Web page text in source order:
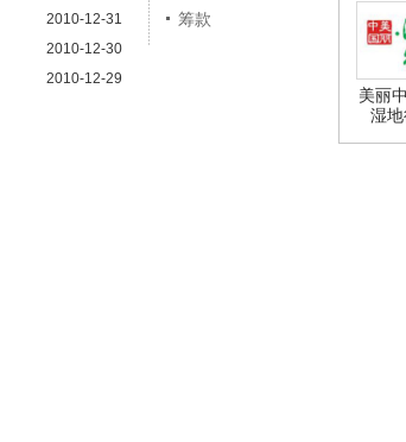
美丽
湿
2010-12-31
2010-12-30
2010-12-29
筹款